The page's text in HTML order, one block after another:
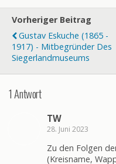
Vorheriger Beitrag
Gustav Eskuche (1865 -
1917) - Mitbegründer Des
Siegerlandmuseums
1 Antwort
TW
28. Juni 2023
Zu den Folgen
(Kreisname,